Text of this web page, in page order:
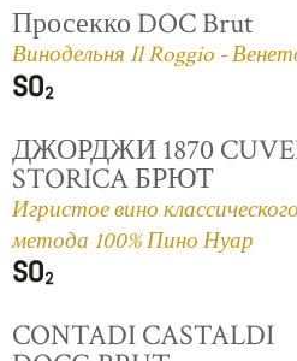
Просекко DOC Brut
Винодельня Il Roggio -
ДЖОРДЖИ 1870
STORICA БРЮТ
Игристое вино классического
метода 100% Пино Нуар
CONTADI CASTALDI